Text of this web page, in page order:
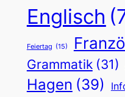
Englisch
Feiertag (15)
Grammatik (31)
Hagen (39)